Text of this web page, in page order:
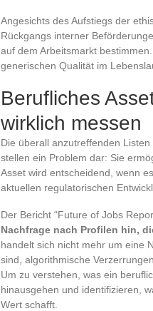
Angesichts des Aufstiegs der
Rückgangs interner
auf dem Arbeitsmarkt
generischen Qualität im
Berufliches
wirklich messen
Die überall anzutreffenden
stellen ein Problem dar: Sie
Asset wird entscheidend, wenn
aktuellen regulatorischen
Der Bericht “Future of Jobs
Nachfrage nach Profilen hin,
handelt sich nicht mehr um eine
sind, algorithmische
Um zu verstehen, was ein
hinausgehen und identifizieren,
Wert schafft.